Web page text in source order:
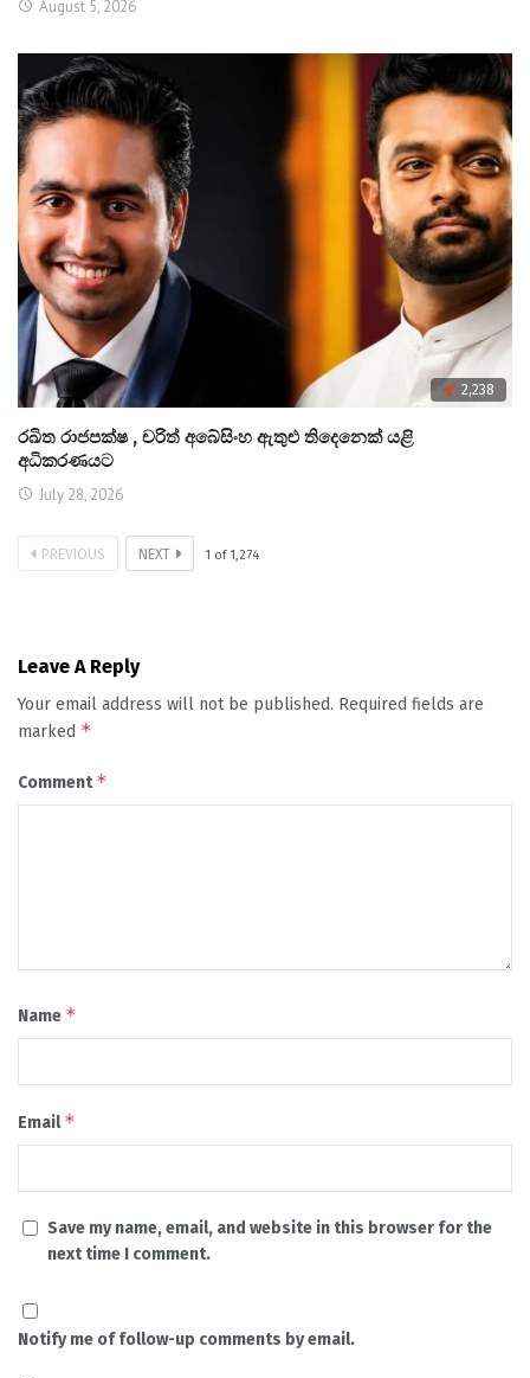
August 5, 2026
2,238
රඛිත රාජපක්ෂ , චරිත් අබේසිංහ ඇතුළු තිදෙනෙක් යළි
අධිකරණයට
July 28, 2026
PREVIOUS NEXT 1 of 1,274
Leave A Reply
Your email address will not be published. Required fields are
marked *
Comment*
Name *
Email*
Save my name, email, and website in this browser for the
next time I comment.
Notify me of follow-up comments by email.